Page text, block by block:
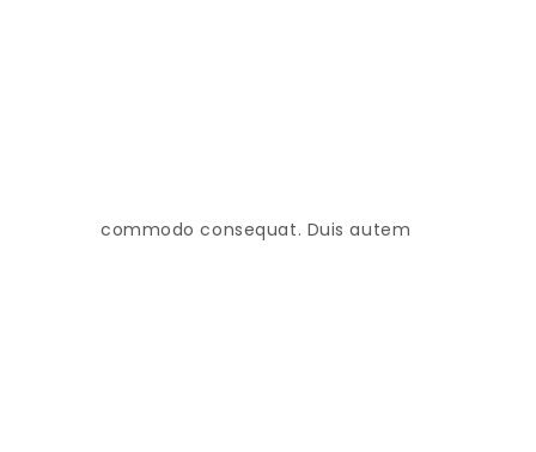
commodo consequat. Duis autem